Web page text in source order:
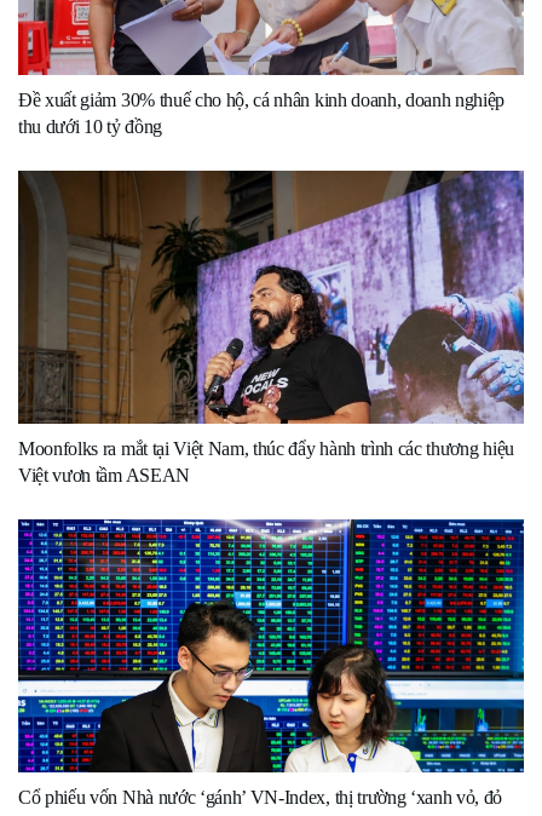
Đề xuất giảm 30% thuế cho hộ, cá nhân kinh doanh, doanh nghiệp
thu dưới 10 tỷ đồng
Moonfolks ra mắt tại Việt Nam, thúc đẩy hành trình các thương hiệu
Việt vươn tầm ASEAN
Cổ phiếu vốn Nhà nước ‘gánh’ VN-Index, thị trường ‘xanh vỏ, đỏ